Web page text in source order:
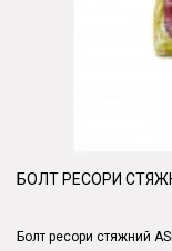
БОЛТ РЕСОРИ
Болт ресори стяжний